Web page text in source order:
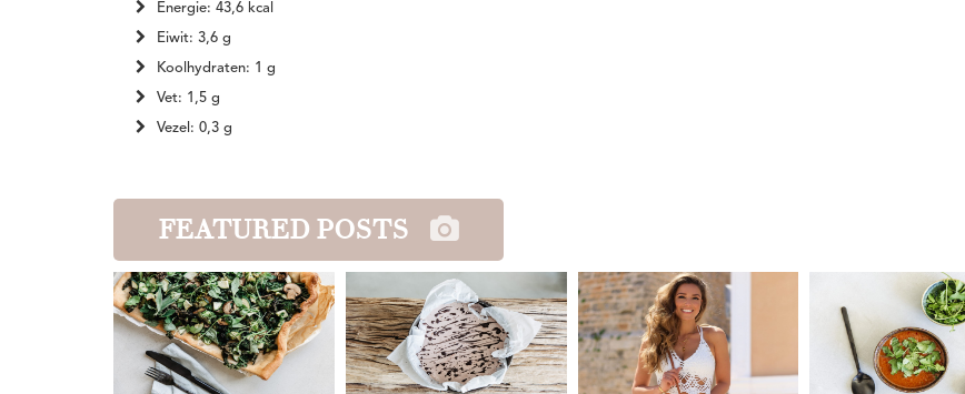
Energie: 43,6 kcal
Eiwit: 3,6 g
Koolhydraten: 1 g
Vet: 1,5 g
Vezel: 0,3 g
FEATURED POSTS